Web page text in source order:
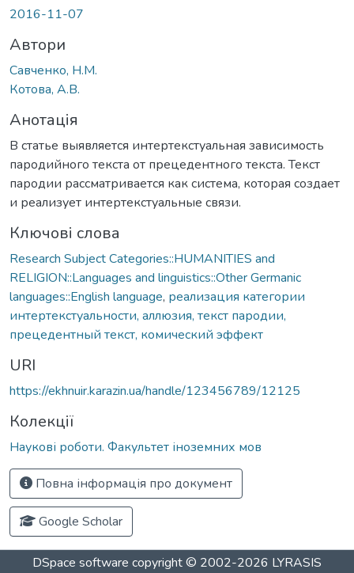
2016-11-07
Автори
Савченко, Н.М.
Котова, А.В.
Анотація
В статье выявляется интертекстуальная зависимость
пародийного текста от прецедентного текста. Текст
пародии рассматривается как система, которая создает
и реализует интертекстуальные связи.
Ключові слова
Research Subject Categories::HUMANITIES and
RELIGION::Languages and linguistics::Other Germanic
languages::English language, реализация категории
интертекстуальности, аллюзия, текст пародии,
прецедентный текст, комический эффект
URI
https://ekhnuir.karazin.ua/handle/123456789/12125
Колекції
Наукові роботи. Факультет іноземних мов
Повна інформація про документ
Google Scholar
DSpace software copyright © 2002-2026 LYRASIS